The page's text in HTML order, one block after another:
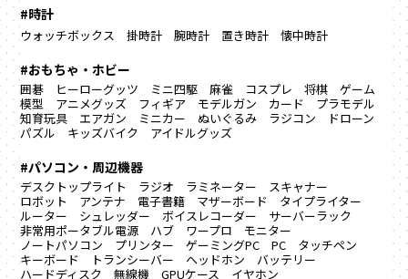
#時計
ウォッチボックス 掛時計 腕時計 置き時計 懐中時計
#おもちゃ・ホビー
囲碁 ヒーローグッツ ミニ四駆 麻雀 コスプレ 将棋
ゲーム
模型
アニメグッズ フィギア モデルガン カード
プラモデル
知育玩具
エアガン ミニカー ぬいぐるみ ラジコン
ドローン
パズル
キッズバイク アイドルグッズ
#パソコン・周辺機器
デスクトップライト ラジオ ラミネーター
スキャナー
ロボット
アンテナ 電子書籍 マザーボード
タイプライター
ルーター
シュレッダー ボイスレコーダー
サーバーラック
非常用ポータブル電源
ハブ ワープロ
モニター
ノートパソコン
プリンター ゲーミングPC PC
タッチペン
キーボード
トランシーバー ヘッドホン
バッテリー
ハードディスク
無線機 GPUケース
イヤホン